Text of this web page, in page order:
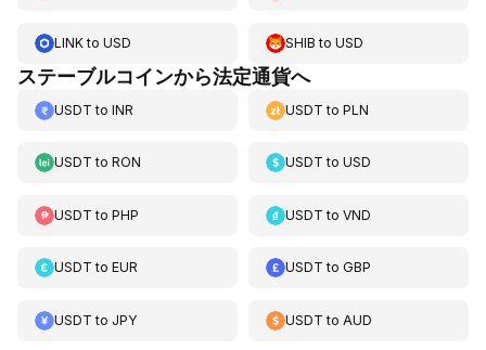
LINKto USD SHIB toUSD
ステーブルコインから法定通貨へ
USDT to INR USDT toPLN
USDT to RON USDT toUSD
USDT to PHP USDT toVND
USDT to EUR USDT toGBP
USDT to JPY USDT to AUD